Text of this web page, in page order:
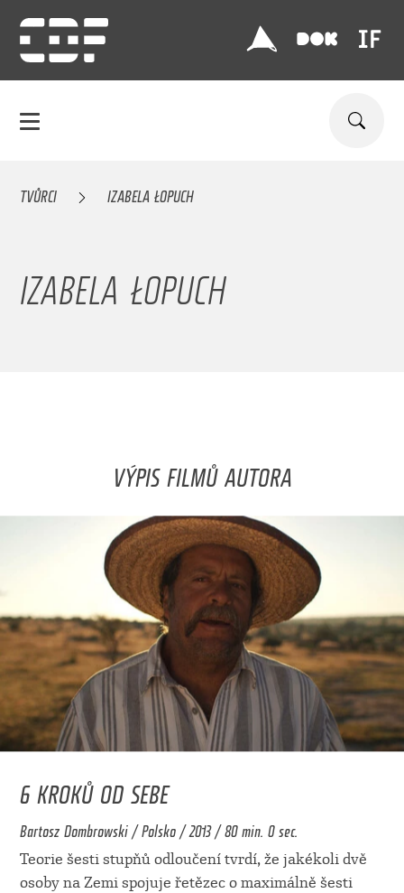
TVŮRCI IZABELA ŁOPUCH
IZABELA ŁOPUCH
VÝPIS FILMŮ AUTORA
6 KROKŮ OD SEBE
Bartosz Dombrowski / Polsko / 2013 / 80 min. 0 sec.
Teorie šesti stupňů odloučení tvrdí, že jakékoli dvě
osoby na Zemi spojuje řetězec o maximálně šesti